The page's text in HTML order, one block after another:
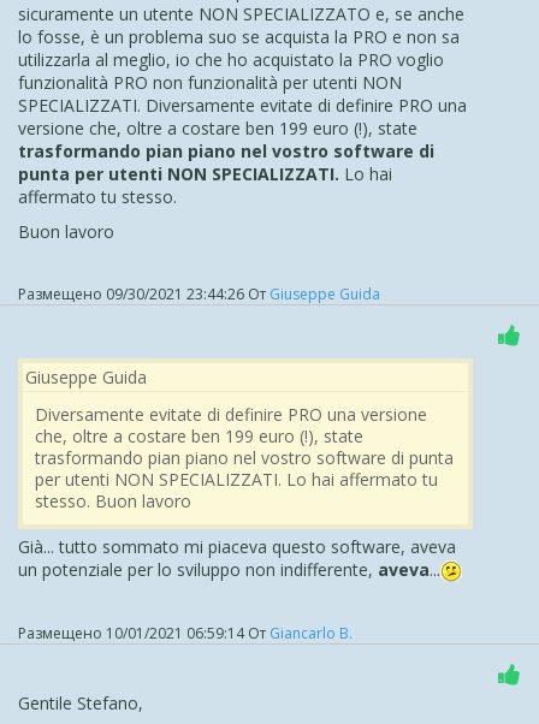
sicuramente un utente NON SPECIALIZZATO e, se anche
lo fosse, è un problema suo se acquista la PRO e non sa
utilizzarla al meglio, io che ho acquistato la PRO voglio
funzionalità PRO non funzionalità per utenti NON
SPECIALIZZATI. Diversamente evitate di definire PRO una
versione che, oltre a costare ben 199 euro (!), state
trasformando pian piano nel vostro software di
punta per utenti NON SPECIALIZZATI. Lo hai
affermato tu stesso.
Buon lavoro
Размещено 09/30/2021 23:44:26 От Giuseppe Guida
Giuseppe Guida
Diversamente evitate di definire PRO una versione
che, oltre a costare ben 199 euro (!), state
trasformando pian piano nel vostro software di punta
per utenti NON SPECIALIZZATI. Lo hai affermato tu
stesso. Buon lavoro
Già... tutto sommato mi piaceva questo software, aveva
un potenziale per lo sviluppo non indifferente, aveva...
Размещено 10/01/2021 06:59:14От Giancarlo B.
Gentile Stefano,